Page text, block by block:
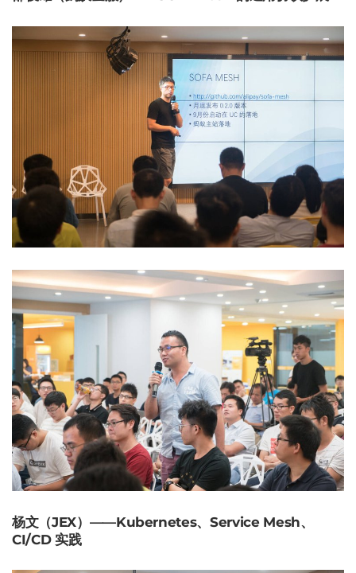
杨文（JEX）——Kubernetes、Service Mesh、
CI/CD 实践